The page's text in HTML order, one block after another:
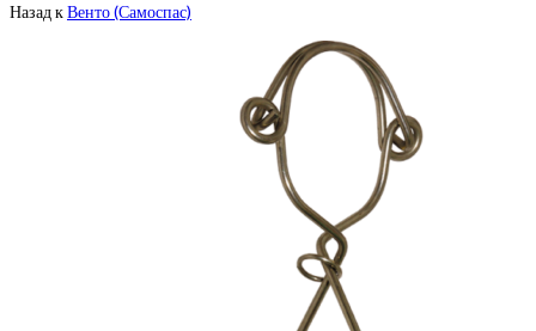
Назад кВенто (Самоспас)